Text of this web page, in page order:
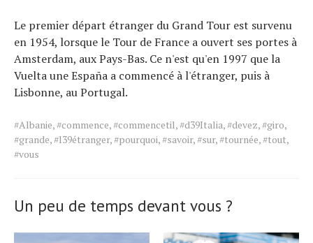
Le premier départ étranger du Grand Tour est survenu
en 1954, lorsque le Tour de France a ouvert ses portes à
Amsterdam, aux Pays-Bas. Ce n'est qu'en 1997 que la
Vuelta une España a commencé à l'étranger, puis à
Lisbonne, au Portugal.
Tags
for
the
#Albanie,#commence,#commencetil,#d39Italia,#devez,#giro,
#grande,#l39étranger,#pourquoi,#savoir,#sur,#tournée,#tout,
#vous
Un peu de temps devant vous ?